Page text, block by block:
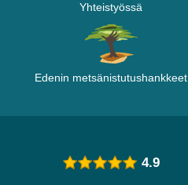
Yhteistyössä
Edenin metsänistutushankkeet
4.9